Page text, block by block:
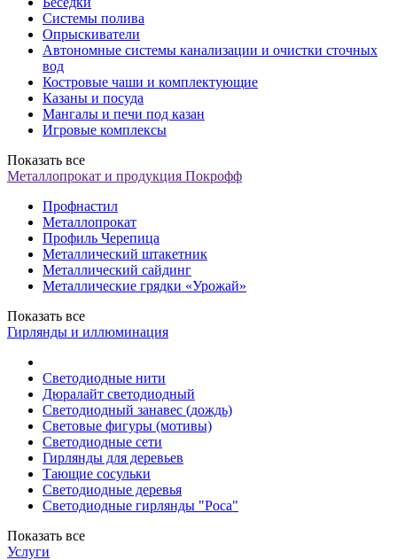
Системы полива
Опрыскиватели
Автономные системы канализации и очистки сточных
вод
Костровые чаши и комплектующие
Казаны и посуда
Мангалы и печи под казан
Игровые комплексы
Показать все
Металлопрокат и продукция Покрофф
Профнастил
Металлопрокат
Профиль Черепица
Металлический штакетник
Металлический сайдинг
Металлические грядки «Урожай»
Показать все
Гирлянды и иллюминация
Светодиодные нити
Дюралайт светодиодный
Светодиодный занавес (дождь)
Световые фигуры (мотивы)
Светодиодные сети
Гирлянды для деревьев
Тающие сосульки
Светодиодные деревья
Светодиодные гирлянды "Роса"
Показать все
Услуги